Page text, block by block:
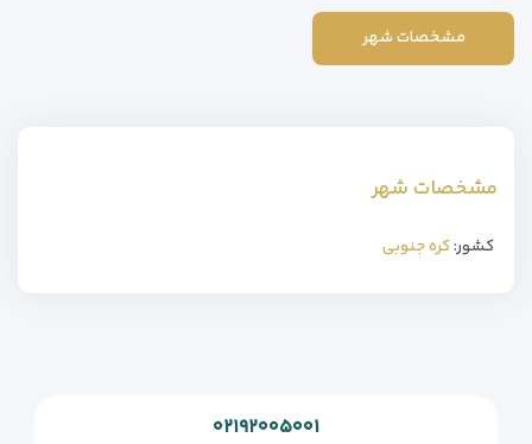
مشخصات شهر
مشخصات شهر
کشور:کره جنوبی
۰۲۱۹۲۰۰۵۰۰۱